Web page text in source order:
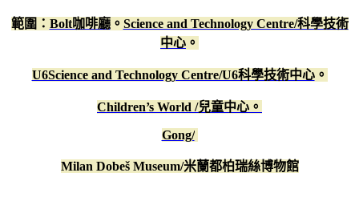
範圍： Bolt咖啡廳。 Science and Technology Centre/科學技術
中心 。
U6Science and Technology Centre/U6科學技術中心。
Children’s World /兒童中心。
Gong/
Milan Dobeš Museum/米蘭都柏瑞絲博物館